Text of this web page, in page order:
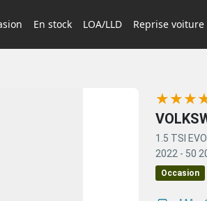
En stock LOA/LLD Reprise voiture
(*)
★
(*)★
(*) ★
(*)
(*)
1.5 TSI
2022 - 50
Occasion